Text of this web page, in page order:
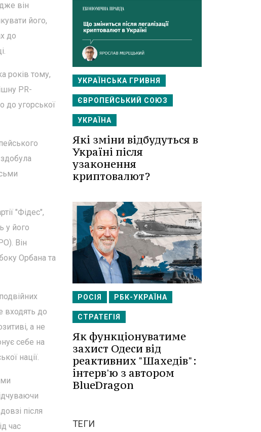
він
його,
до
років тому,
PR-
до угорської
"Фідес",
у його
Він
Орбана та
входять до
а не
себе на
нації.
після
час
УКРАЇНСЬКА ГРИВНЯ
ЄВРОПЕЙСЬКИЙ СОЮЗ
УКРАЇНА
Які зміни відбудуться в
Україні після
узаконення
криптовалют?
РОСІЯ РБК-УКРАЇНА
СТРАТЕГІЯ
Як функціонуватиме
захист Одеси від
реактивних "Шахедів":
інтерв'ю з автором
BlueDragon
ТЕГИ